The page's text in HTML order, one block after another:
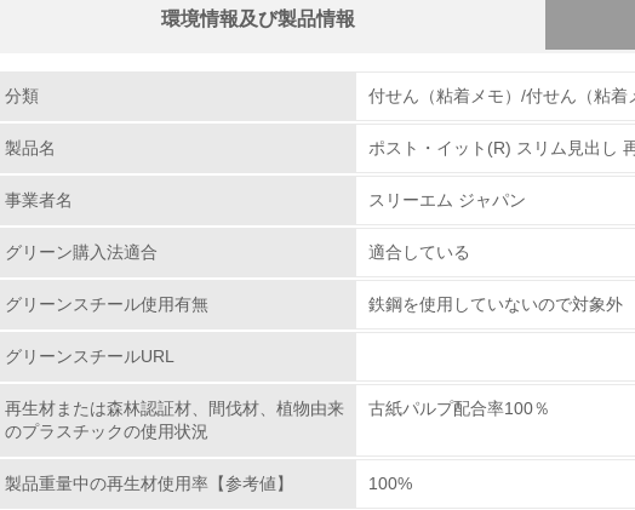
環境情報及び製品情報
1.環境取り組み体制
No. チェック項目
3. 環境問題に関する従業員教育を行っている
4. 自社に関係する主要な環境法規制を把握し、順守している
大気汚染物質に関する取り組み
分類 付せん（粘着メモ）/付せん（粘着
製品名 ポスト・イット(R) スリム見出し
事業者名 スリーエム ジャパン
グリーン購入法適合 適合している
グリーンスチール使用有無 鉄鋼を使用していないので対象外
グリーンスチールURL
再生材または森林認証材、間伐材、植物由来
のプラスチックの使用状況
古紙パルプ配合率100％
製品重量中の再生材使用率【参考値】 100%